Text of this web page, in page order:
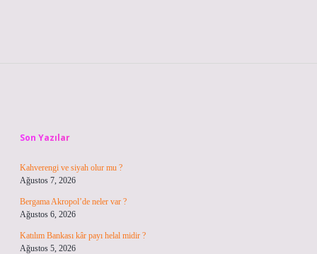
Son Yazılar
Kahverengi ve siyah olur mu ?
Ağustos 7, 2026
Bergama Akropol’de neler var ?
Ağustos 6, 2026
Katılım Bankası kâr payı helal midir ?
Ağustos 5, 2026